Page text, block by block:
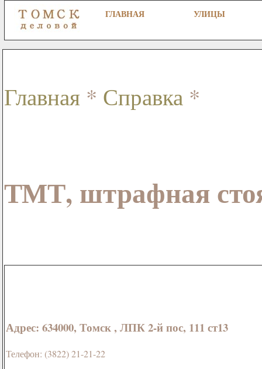
ГЛАВНАЯ УЛИЦЫ
Главная * Справка *
ТМТ, штрафная
Адрес: 634000, Томск , ЛПК 2-й пос, 111 ст13
Телефон: (3822) 21-21-22